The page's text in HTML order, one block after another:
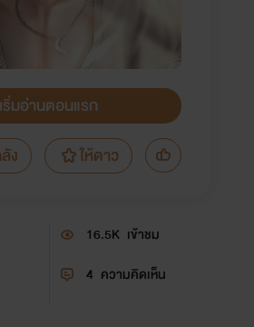
เริ่มอ่านตอนแรก
ง
ให้ดาว
16.5K เข้าชม
4 ความคิดเห็น